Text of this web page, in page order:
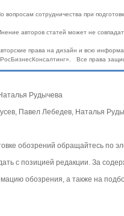
вопросам сотрудничества при
авторов статей может не
права на дизайн и всю
Все права
Рудычева
Павел Лебедев, Наталья
обозрений обращайтесь по
с позицией редакции. За
обозрения, а также на